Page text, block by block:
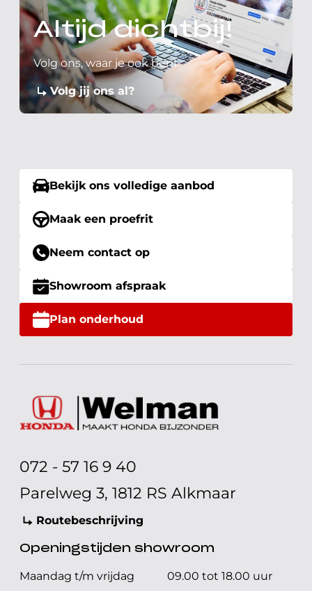
Altijd dichtbij!
Volg ons, waar je ook bent
Volg jij ons al?
Bekijk ons volledige aanbod
Maak een proefrit
Neem contact op
Showroom afspraak
Plan onderhoud
072 - 57 16 9 40
Parelweg 3, 1812 RS Alkmaar
Routebeschrijving
Openingstijden showroom
Maandag t/m vrijdag
09.00 tot 18.00 uur